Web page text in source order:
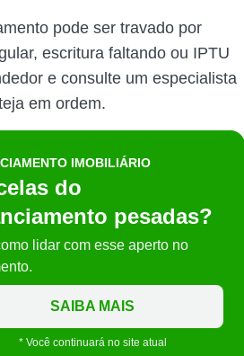
pode ser travado por
escritura faltando ou IPTU
e consulte um especialista
em ordem.
IMOBILIÁRIO
do
pesadas?
lidar com esse aperto no
SAIBA MAIS
* Você continuará no site atual